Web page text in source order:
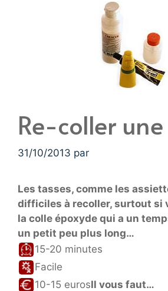
Re-coller
31/10/2013 par
Les tasses, comme les
difficiles à recoller, surtout si
la colle époxyde qui a un
un petit peu plus long…
15-20 minutes
Facile
10-15 eurosIl vous faut…